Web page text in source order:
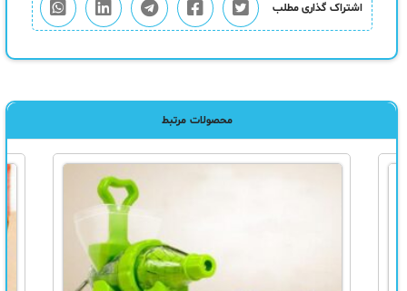
اشتراک گذاری مطلب
محصولات مرتبط